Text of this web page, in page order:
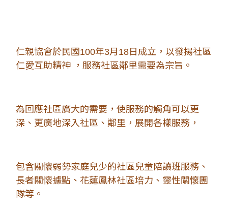
仁親協會於民國100年3月18日成立，以發揚社區
仁愛互助精神 ，服務社區鄰里需要為宗旨。
為回應社區廣大的需要，使服務的觸角可以更
深、更廣地深入社區、鄰里，展開各樣服務，
包含關懷弱勢家庭兒少的社區兒童陪讀班服務、
長者關懷據點、花蓮鳳林社區培力、靈性關懷團
隊等。